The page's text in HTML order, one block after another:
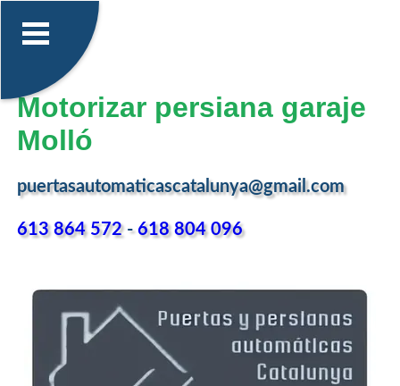
Motorizar persiana garaje
Molló
puertasautomaticascatalunya@gmail.com
613 864 572-618 804 096